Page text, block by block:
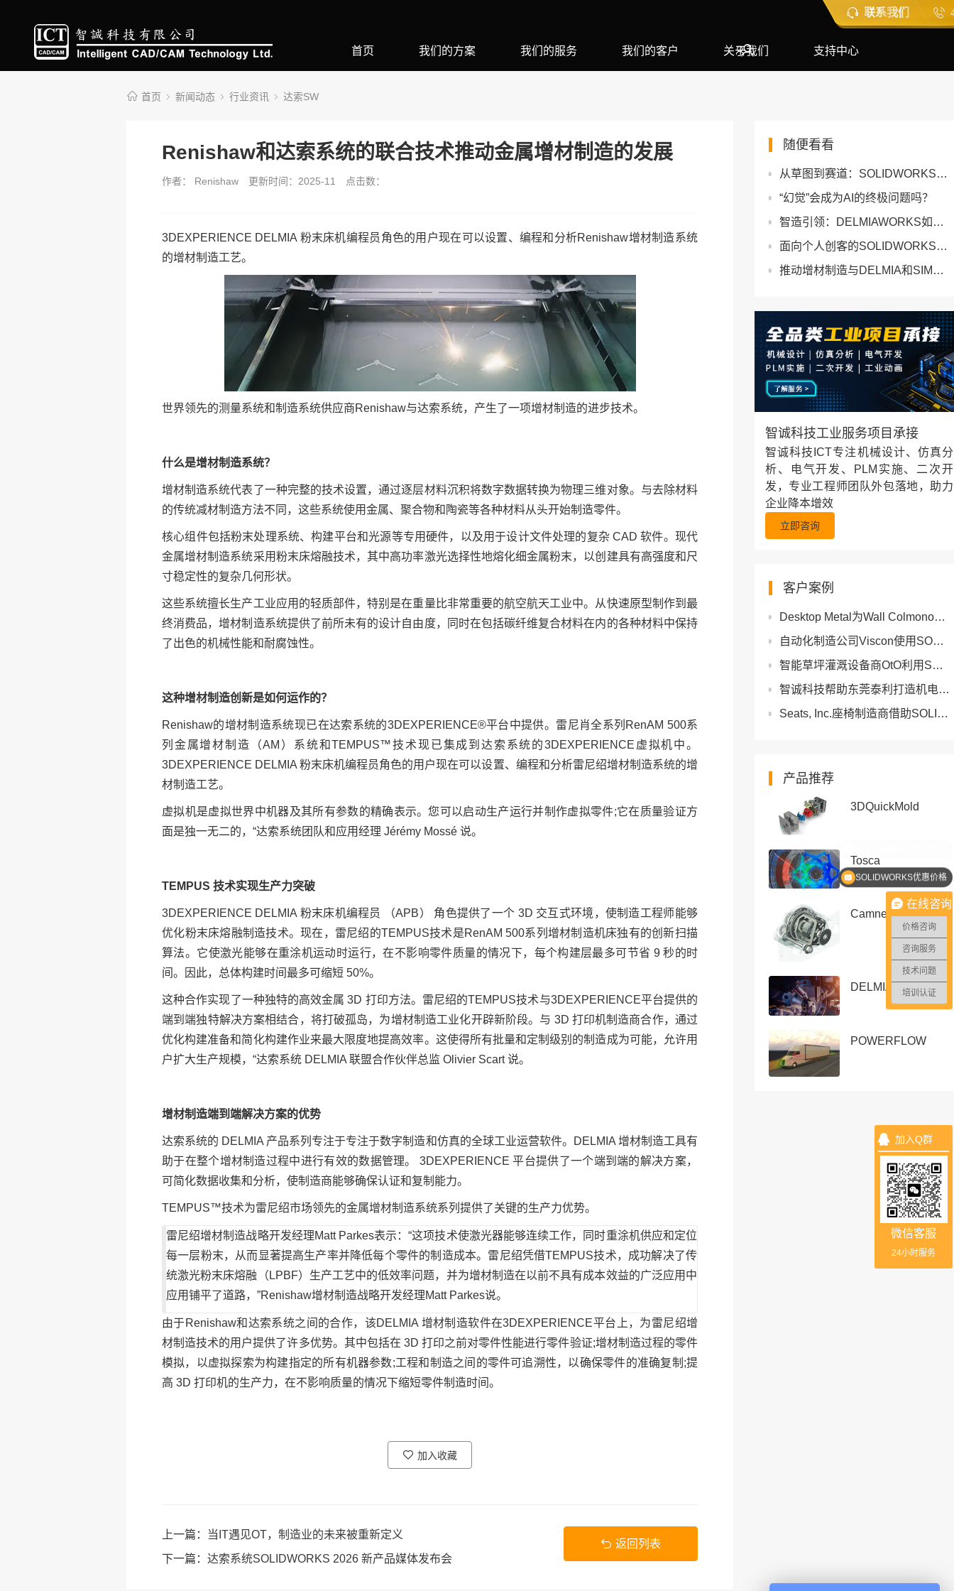
联系我们
首页 我们的方案 我们的服务 我们的客户 关于我们 支持中心
首页 新闻动态 行业资讯 达索SW
Renishaw和达索系统的联合技术推动金属增材制造的发展
作者： Renishaw 更新时间：2025-11 点击数：
3DEXPERIENCE DELMIA 粉末床机编程员角色的用户现在可以设置、编程和分析Renishaw增材制造系统
的增材制造工艺。
世界领先的测量系统和制造系统供应商Renishaw与达索系统，产生了一项增材制造的进步技术。
什么是增材制造系统？
增材制造系统代表了一种完整的技术设置，通过逐层材料沉积将数字数据转换为物理三维对象。与去除材料
的传统减材制造方法不同，这些系统使用金属、聚合物和陶瓷等各种材料从头开始制造零件。
核心组件包括粉末处理系统、构建平台和光源等专用硬件，以及用于设计文件处理的复杂 CAD 软件。现代
金属增材制造系统采用粉末床熔融技术，其中高功率激光选择性地熔化细金属粉末，以创建具有高强度和尺
寸稳定性的复杂几何形状。
这些系统擅长生产工业应用的轻质部件，特别是在重量比非常重要的航空航天工业中。从快速原型制作到最
终消费品，增材制造系统提供了前所未有的设计自由度，同时在包括碳纤维复合材料在内的各种材料中保持
了出色的机械性能和耐腐蚀性。
这种增材制造创新是如何运作的？
Renishaw的增材制造系统现已在达索系统的3DEXPERIENCE®平台中提供。雷尼肖全系列RenAM 500系
列金属增材制造（AM）系统和TEMPUS™技术现已集成到达索系统的3DEXPERIENCE虚拟机中。
3DEXPERIENCE DELMIA 粉末床机编程员角色的用户现在可以设置、编程和分析雷尼绍增材制造系统的增
材制造工艺。
虚拟机是虚拟世界中机器及其所有参数的精确表示。您可以启动生产运行并制作虚拟零件;它在质量验证方
面是独一无二的，“达索系统团队和应用经理 Jérémy Mossé 说。
TEMPUS 技术实现生产力突破
3DEXPERIENCE DELMIA 粉末床机编程员 （APB） 角色提供了一个 3D 交互式环境，使制造工程师能够
优化粉末床熔融制造技术。现在，雷尼绍的TEMPUS技术是RenAM 500系列增材制造机床独有的创新扫描
算法。它使激光能够在重涂机运动时运行，在不影响零件质量的情况下，每个构建层最多可节省 9 秒的时
间。因此，总体构建时间最多可缩短 50%。
这种合作实现了一种独特的高效金属 3D 打印方法。雷尼绍的TEMPUS技术与3DEXPERIENCE平台提供的
端到端独特解决方案相结合，将打破孤岛，为增材制造工业化开辟新阶段。与 3D 打印机制造商合作，通过
优化构建准备和简化构建作业来最大限度地提高效率。这使得所有批量和定制级别的制造成为可能，允许用
户扩大生产规模，“达索系统 DELMIA 联盟合作伙伴总监 Olivier Scart 说。
增材制造端到端解决方案的优势
达索系统的 DELMIA 产品系列专注于专注于数字制造和仿真的全球工业运营软件。DELMIA 增材制造工具有
助于在整个增材制造过程中进行有效的数据管理。 3DEXPERIENCE 平台提供了一个端到端的解决方案，
可简化数据收集和分析，使制造商能够确保认证和复制能力。
TEMPUS™技术为雷尼绍市场领先的金属增材制造系统系列提供了关键的生产力优势。
雷尼绍增材制造战略开发经理Matt Parkes表示：“这项技术使激光器能够连续工作，同时重涂机供应和定位
每一层粉末，从而显著提高生产率并降低每个零件的制造成本。雷尼绍凭借TEMPUS技术，成功解决了传
统激光粉末床熔融（LPBF）生产工艺中的低效率问题，并为增材制造在以前不具有成本效益的广泛应用中
应用铺平了道路，”Renishaw增材制造战略开发经理Matt Parkes说。
由于Renishaw和达索系统之间的合作，该DELMIA 增材制造软件在3DEXPERIENCE平台上，为雷尼绍增
材制造技术的用户提供了许多优势。其中包括在 3D 打印之前对零件性能进行零件验证;增材制造过程的零件
模拟，以虚拟探索为构建指定的所有机器参数;工程和制造之间的零件可追溯性，以确保零件的准确复制;提
高 3D 打印机的生产力，在不影响质量的情况下缩短零件制造时间。
加入收藏
上一篇：
当IT遇见OT，制造业的未来被重新定义
下一篇： 达索系统SOLIDWORKS 2026 新产品媒体发布会
返回列表
随便看看
从草图到赛道：SOLIDWORKS助推电动摩托新纪元
“幻觉”会成为AI的终极问题吗？
智造引领：DELMIAWORKS如何引领制造业数字化转型？
面向个人创客的SOLIDWORKS和我们的下一个产品：重新创建历史悠久的楼梯栏杆
推动增材制造与DELMIA和SIMULIA合作
智诚科技工业服务项目承接
智诚科技ICT专注机械设计、仿真分
析、电气开发、PLM实施、二次开
发，专业工程师团队外包落地，助力
企业降本增效
立即咨询
客户案例
Desktop Metal为Wall Colmonoy快速改进现有工具设计_金属3D打印解决
自动化制造公司Viscon使用SOLIDWORKS大幅减少工厂布局设计错误并简化运营
智能草坪灌溉设备商OtO利用SOLIDWORKS和3DEXPERIENCE降低开发成本
智诚科技帮助东莞泰利打造机电一体化协同设计
Seats, Inc.座椅制造商借助SOLIDWORKS仿真解决方案推动创新
产品推荐
3DQuickMold
Tosca
Camnetics
DELMIAWORKS
POWERFLOW
加入Q群
微信客服
24小时服务
在线咨询
价格咨询
咨询服务
技术问题
培训认证
SOLIDWORKS优惠价格